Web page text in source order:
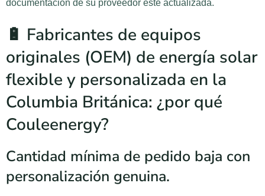
documentación de su proveedor esté actualizada.
🔋 Fabricantes de equipos
originales (OEM) de energía solar
flexible y personalizada en la
Columbia Británica: ¿por qué
Couleenergy?
Cantidad mínima de pedido baja con
personalización genuina.